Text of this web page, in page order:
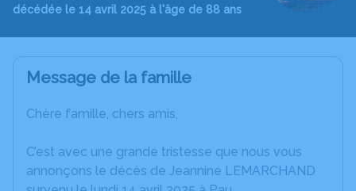
décédée le 14 avril 2025 à l'âge de 88 ans
Message de la famille
Chère famille, chers amis,
C’est avec une grande tristesse que nous vous
annonçons le décès de Jeannine LEMARCHAND